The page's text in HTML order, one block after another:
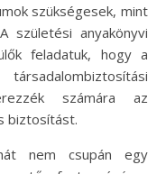
szükségesek, mint
születési anyakönyvi
feladatuk, hogy a
számára az
biztosítást.
nem csupán egy